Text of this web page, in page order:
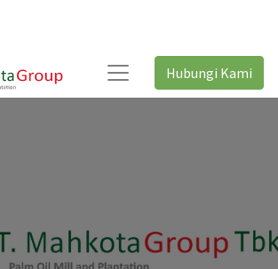
Hubungi Kami